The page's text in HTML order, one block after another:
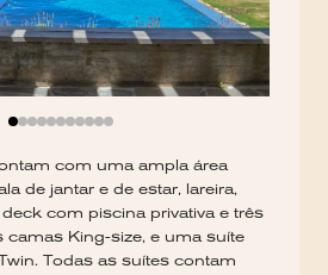
com uma ampla área
de jantar e de estar, lareira,
com piscina privativa e três
camas King-size, e uma suíte
Todas as suítes contam